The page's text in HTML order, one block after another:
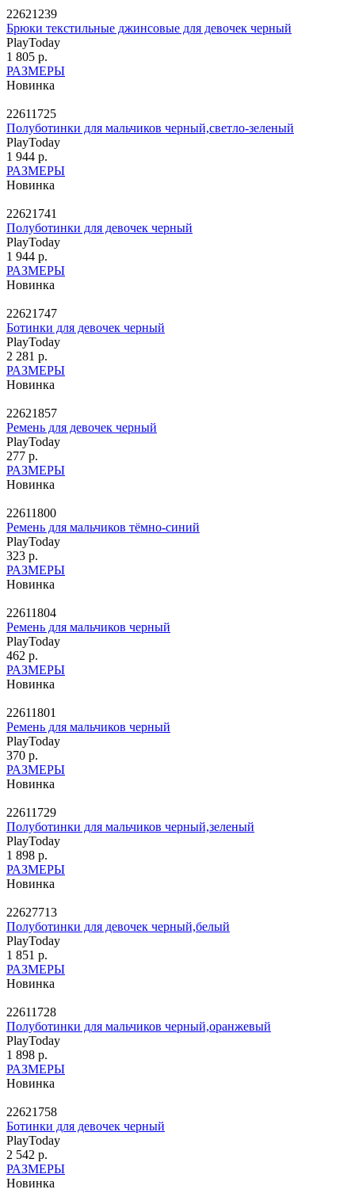
22621239
Брюки текстильные джинсовые для девочек черный
PlayToday
1 805 р.
РАЗМЕРЫ
Новинка
22611725
Полуботинки для мальчиков черный,светло-зеленый
PlayToday
1 944 р.
РАЗМЕРЫ
Новинка
22621741
Полуботинки для девочек черный
PlayToday
1 944 р.
РАЗМЕРЫ
Новинка
22621747
Ботинки для девочек черный
PlayToday
2 281 р.
РАЗМЕРЫ
Новинка
22621857
Ремень для девочек черный
PlayToday
277 р.
РАЗМЕРЫ
Новинка
22611800
Ремень для мальчиков тёмно-синий
PlayToday
323 р.
РАЗМЕРЫ
Новинка
22611804
Ремень для мальчиков черный
PlayToday
462 р.
РАЗМЕРЫ
Новинка
22611801
Ремень для мальчиков черный
PlayToday
370 р.
РАЗМЕРЫ
Новинка
22611729
Полуботинки для мальчиков черный,зеленый
PlayToday
1 898 р.
РАЗМЕРЫ
Новинка
22627713
Полуботинки для девочек черный,белый
PlayToday
1 851 р.
РАЗМЕРЫ
Новинка
22611728
Полуботинки для мальчиков черный,оранжевый
PlayToday
1 898 р.
РАЗМЕРЫ
Новинка
22621758
Ботинки для девочек черный
PlayToday
2 542 р.
РАЗМЕРЫ
Новинка